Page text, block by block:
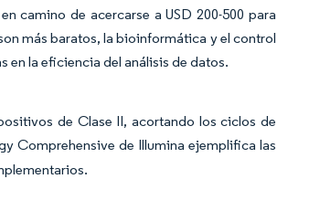
camino de acercarse a USD 200-500 para
más baratos, la bioinformática y el control
en la eficiencia del análisis de datos.
de Clase II, acortando los ciclos de
Comprehensive de Illumina ejemplifica las